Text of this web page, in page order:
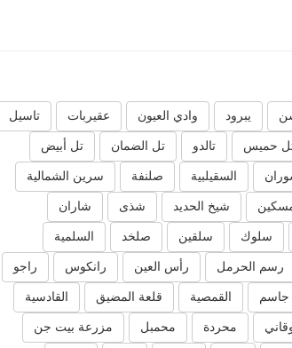
يبرود وادي العيون عقيربات تاسيل
حميس تالدو تل الضمان تل أبيض
السقيلبية صلنفة سرين الشمالية
شيخ الحديد شذى شاران
سلوك سلقين صلخد السلمية
رسم الحرمل رأس العين رانكوس راجو
جاسم القمصية قلعة المضيق القادسية
محردة محمبل مزرعة بيت جن